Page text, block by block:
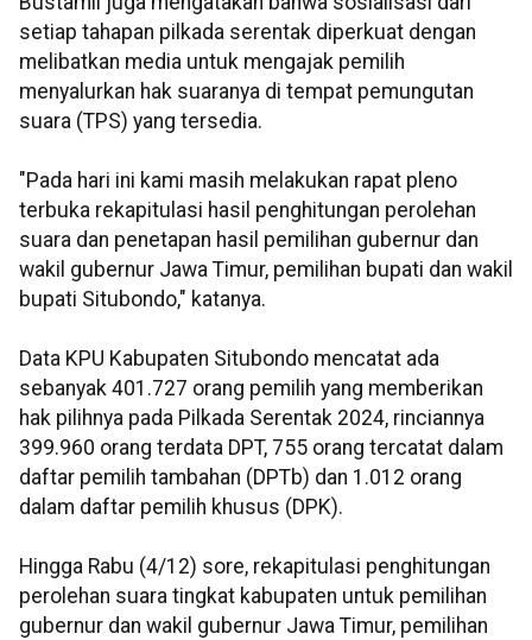
setiap tahapan pilkada serentak diperkuat dengan
melibatkan media untuk mengajak pemilih
menyalurkan hak suaranya di tempat pemungutan
suara (TPS) yang tersedia.
"Pada hari ini kami masih melakukan rapat pleno
terbuka rekapitulasi hasil penghitungan perolehan
suara dan penetapan hasil pemilihan gubernur dan
wakil gubernur Jawa Timur, pemilihan bupati dan wakil
bupati Situbondo," katanya.
Data KPU Kabupaten Situbondo mencatat ada
sebanyak 401.727 orang pemilih yang memberikan
hak pilihnya pada Pilkada Serentak 2024, rinciannya
399.960 orang terdata DPT, 755 orang tercatat dalam
daftar pemilih tambahan (DPTb) dan 1.012 orang
dalam daftar pemilih khusus (DPK).
Hingga Rabu (4/12) sore, rekapitulasi penghitungan
perolehan suara tingkat kabupaten untuk pemilihan
gubernur dan wakil gubernur Jawa Timur, pemilihan